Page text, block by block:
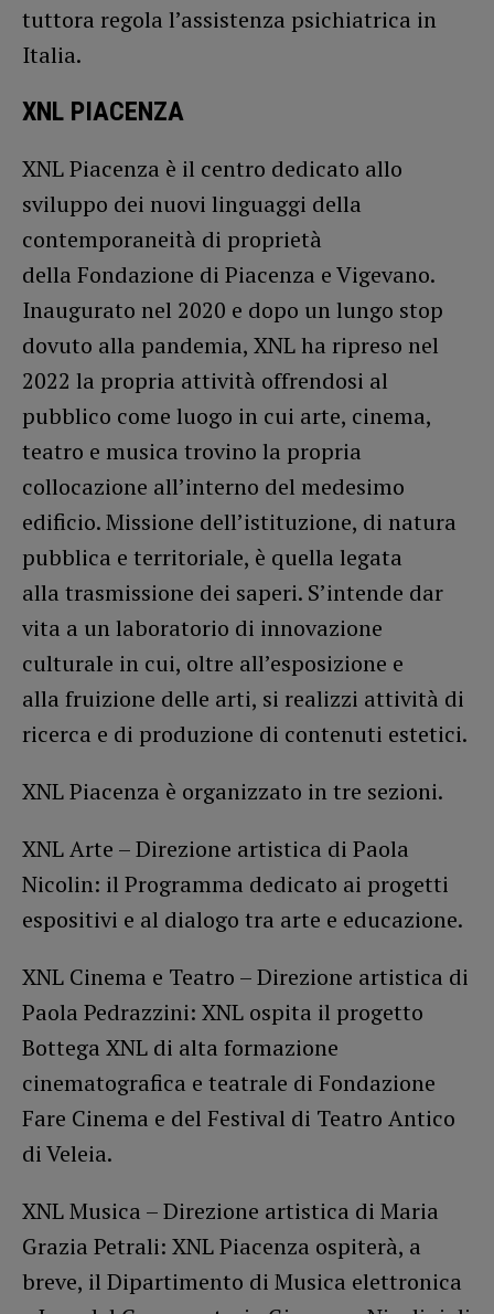
tuttora regola l’assistenza psichiatrica in
Italia.
XNL PIACENZA
XNL Piacenza è il centro dedicato allo
sviluppo dei nuovi linguaggi della
contemporaneità di proprietà
della Fondazione di Piacenza e Vigevano.
Inaugurato nel 2020 e dopo un lungo stop
dovuto alla pandemia, XNL ha ripreso nel
2022 la propria attività offrendosi al
pubblico come luogo in cui arte, cinema,
teatro e musica trovino la propria
collocazione all’interno del medesimo
edificio. Missione dell’istituzione, di natura
pubblica e territoriale, è quella legata
alla trasmissione dei saperi. S’intende dar
vita a un laboratorio di innovazione
culturale in cui, oltre all’esposizione e
alla fruizione delle arti, si realizzi attività di
ricerca e di produzione di contenuti estetici.
XNL Piacenza è organizzato in tre sezioni.
XNL Arte – Direzione artistica di Paola
Nicolin: il Programma dedicato ai progetti
espositivi e al dialogo tra arte e educazione.
XNL Cinema e Teatro – Direzione artistica di
Paola Pedrazzini: XNL ospita il progetto
Bottega XNL di alta formazione
cinematografica e teatrale di Fondazione
Fare Cinema e del Festival di Teatro Antico
di Veleia.
XNL Musica – Direzione artistica di Maria
Grazia Petrali: XNL Piacenza ospiterà, a
breve, il Dipartimento di Musica elettronica